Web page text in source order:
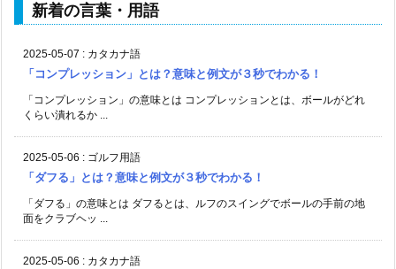
新着の言葉・用語
2025-05-07 : カタカナ語
「コンプレッション」とは？意味と例文が３秒でわかる！
「コンプレッション」の意味とは コンプレッションとは、ボールがどれ
くらい潰れるか ...
2025-05-06 : ゴルフ用語
「ダフる」とは？意味と例文が３秒でわかる！
「ダフる」の意味とは ダフるとは、ルフのスイングでボールの手前の地
面をクラブヘッ ...
2025-05-06 : カタカナ語